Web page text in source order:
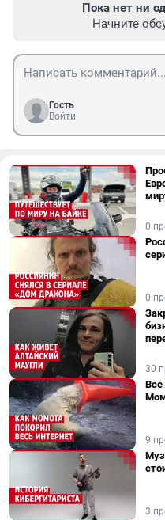
Пока нет ни
Начните
Гость
Войти
0
0
30
Все
9
3